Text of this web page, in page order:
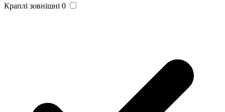
Краплі зовнішні 0